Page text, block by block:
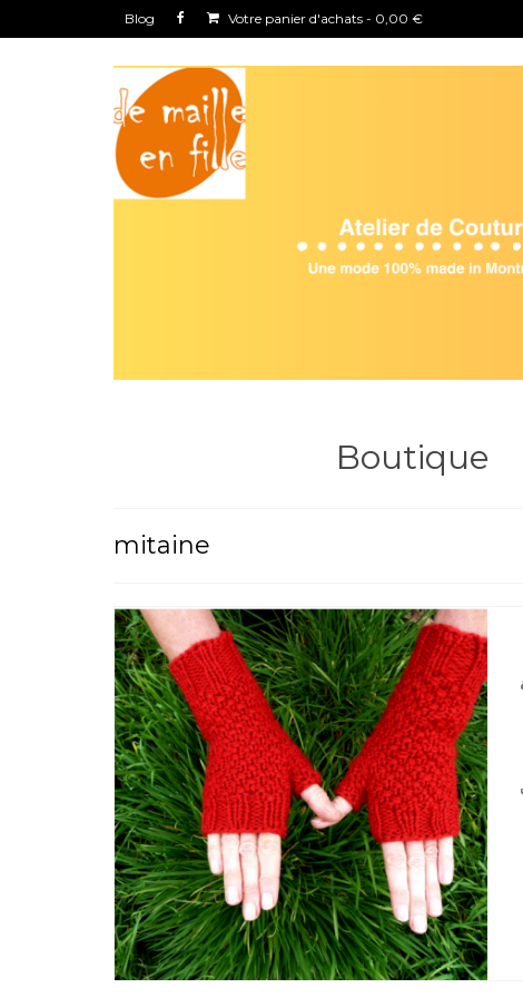
Blog Votre panier d'achats - 0,00 €
Boutique
mitaine